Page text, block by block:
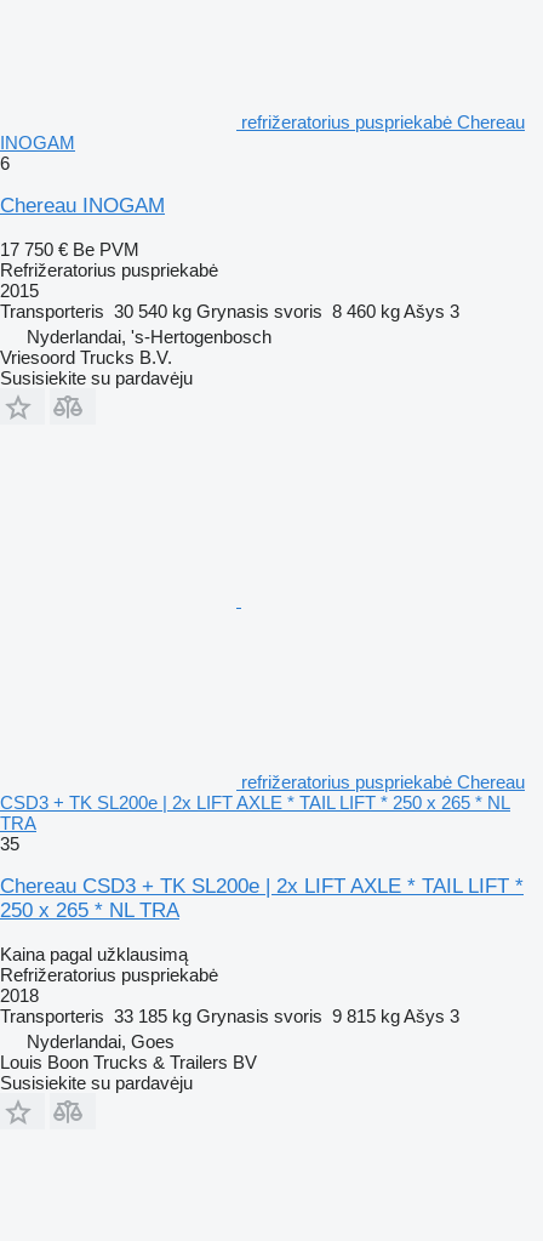
refrižeratorius puspriekabė Chereau
INOGAM
6
Chereau INOGAM
17 750 € Be PVM
Refrižeratorius puspriekabė
2015
Transporteris 30 540 kg Grynasis svoris 8 460 kgAšys 3
Nyderlandai, 's-Hertogenbosch
Vriesoord Trucks B.V.
Susisiekite su pardavėju
refrižeratorius puspriekabė Chereau
CSD3 + TK SL200e | 2x LIFT AXLE * TAIL LIFT * 250 x 265 * NL
TRA
35
Chereau CSD3 + TK SL200e | 2x LIFT AXLE * TAIL LIFT *
250 x 265 * NL TRA
Kaina pagal užklausimą
Refrižeratorius puspriekabė
2018
Transporteris 33 185 kg Grynasis svoris 9 815 kgAšys 3
Nyderlandai, Goes
Louis Boon Trucks & Trailers BV
Susisiekite su pardavėju